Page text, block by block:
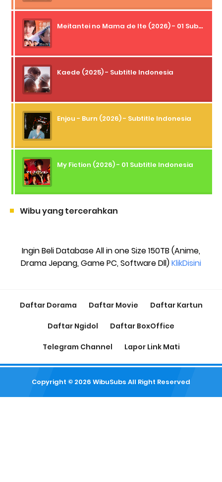
Meitantei no Mama de Ite (2026) - 01 Subtitle Indonesia
Kaede (2025) - Subtitle Indonesia
Enjou - Burn (2026) - Subtitle Indonesia
My Fiction (2026) - 01 Subtitle Indonesia
Wibu yang tercerahkan
Ingin Beli Database All in one Size 150TB (Anime,
Drama Jepang, Game PC, Software Dll)KlikDisini
Daftar Dorama Daftar Movie Daftar Kartun
Daftar Ngidol Daftar BoxOffice
Telegram Channel Lapor Link Mati
Copyright © 2026 WibuSubs All Right Reserved